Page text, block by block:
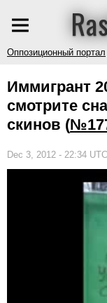
Оппозиционный портал
Иммигрант
смотрите
скинов (
Dec 3, 2012 - 22:34 UTC